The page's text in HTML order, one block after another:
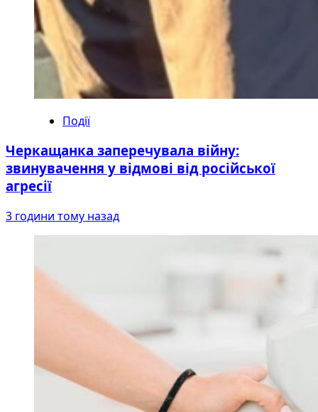
Події
Черкащанка заперечувала війну:
звинувачення у відмові від російської
агресії
3 години тому назад